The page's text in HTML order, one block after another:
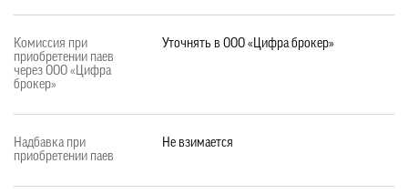
Комиссия при
приобретении паев
через ООО «Цифра
брокер»
Уточнять в ООО «Цифра брокер»
Надбавка при
приобретении паев
Не взимается